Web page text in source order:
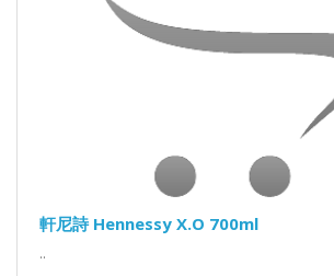
軒尼詩 Hennessy X.O 700ml
..